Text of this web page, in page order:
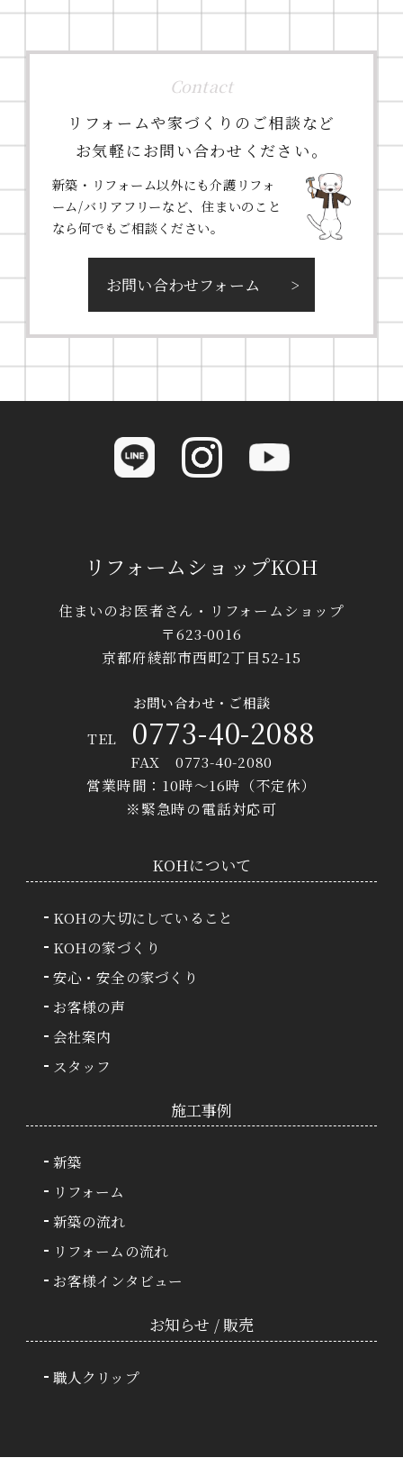
Contact
リフォームや家づくりのご相談など
お気軽にお問い合わせください。
新築・リフォーム以外にも介護リフォ
ーム/バリアフリーなど、住まいのこと
なら何でもご相談ください。
お問い合わせフォーム
リフォームショップKOH
住まいのお医者さん・リフォームショップ
〒623-0016
京都府綾部市西町2丁目52-15
お問い合わせ・ご相談
TEL 0773-40-2088
FAX 0773-40-2080
営業時間：10時〜16時（不定休）
※緊急時の電話対応可
KOHについて
KOHの大切にしていること
KOHの家づくり
安心・安全の家づくり
お客様の声
会社案内
スタッフ
施⼯事例
新築
リフォーム
新築の流れ
リフォームの流れ
お客様インタビュー
お知らせ / 販売
職人クリップ